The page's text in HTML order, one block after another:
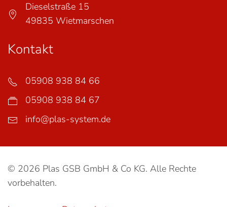
Dieselstraße 15
49835 Wietmarschen
Kontakt
05908 938 84 66
05908 938 84 67
info@plas-system.de
© 2026 Plas GSB GmbH & Co KG. Alle Rechte
vorbehalten.